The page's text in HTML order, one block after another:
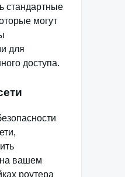
стандартные
могут
для
доступа.
вашем
роутера